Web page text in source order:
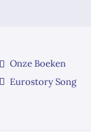
Onze Boeken
Eurostory Song